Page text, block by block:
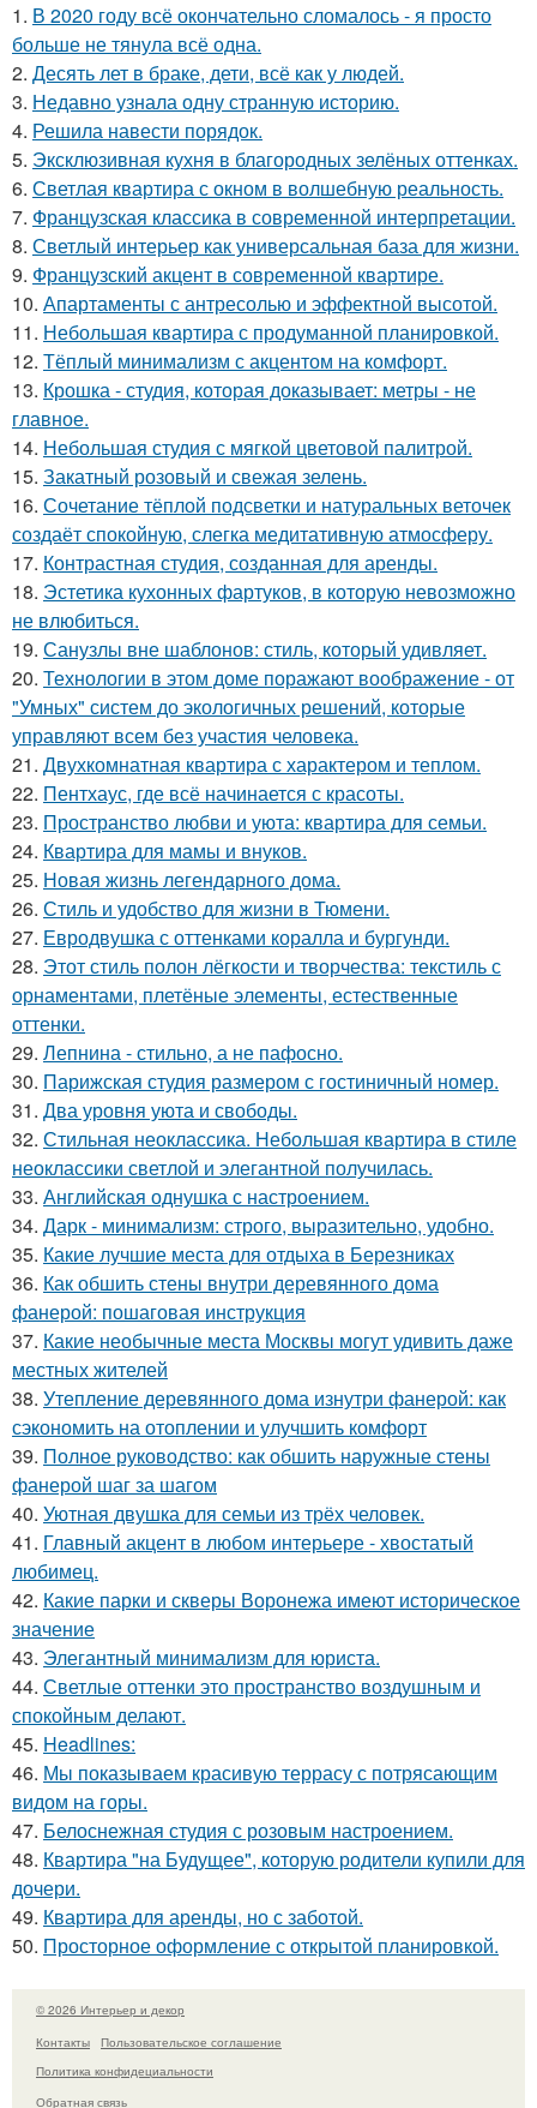
1. В 2020 году всё окончательно сломалось - я просто
больше не тянула всё одна.
2. Десять лет в браке, дети, всё как у людей.
3. Недавно узнала одну странную историю.
4. Решила навести порядок.
5. Эксклюзивная кухня в благородных зелёных оттенках.
6. Светлая квартира с окном в волшебную реальность.
7. Французская классика в современной интерпретации.
8. Светлый интерьер как универсальная база для жизни.
9. Французский акцент в современной квартире.
10. Апартаменты с антресолью и эффектной высотой.
11. Небольшая квартира с продуманной планировкой.
12. Тёплый минимализм с акцентом на комфорт.
13. Крошка - студия, которая доказывает: метры - не
главное.
14. Небольшая студия с мягкой цветовой палитрой.
15. Закатный розовый и свежая зелень.
16. Сочетание тёплой подсветки и натуральных веточек
создаёт спокойную, слегка медитативную атмосферу.
17. Контрастная студия, созданная для аренды.
18. Эстетика кухонных фартуков, в которую невозможно
не влюбиться.
19. Санузлы вне шаблонов: стиль, который удивляет.
20. Технологии в этом доме поражают воображение - от
"Умных" систем до экологичных решений, которые
управляют всем без участия человека.
21. Двухкомнатная квартира с характером и теплом.
22. Пентхаус, где всё начинается с красоты.
23. Пространство любви и уюта: квартира для семьи.
24. Квартира для мамы и внуков.
25. Новая жизнь легендарного дома.
26. Стиль и удобство для жизни в Тюмени.
27. Евродвушка с оттенками коралла и бургунди.
28. Этот стиль полон лёгкости и творчества: текстиль с
орнаментами, плетёные элементы, естественные
оттенки.
29. Лепнина - стильно, а не пафосно.
30. Парижская студия размером с гостиничный номер.
31. Два уровня уюта и свободы.
32. Стильная неоклассика. Небольшая квартира в стиле
неоклассики светлой и элегантной получилась.
33. Английская однушка с настроением.
34. Дарк - минимализм: строго, выразительно, удобно.
35. Какие лучшие места для отдыха в Березниках
36. Как обшить стены внутри деревянного дома
фанерой: пошаговая инструкция
37. Какие необычные места Москвы могут удивить даже
местных жителей
38. Утепление деревянного дома изнутри фанерой: как
сэкономить на отоплении и улучшить комфорт
39. Полное руководство: как обшить наружные стены
фанерой шаг за шагом
40. Уютная двушка для семьи из трёх человек.
41. Главный акцент в любом интерьере - хвостатый
любимец.
42. Какие парки и скверы Воронежа имеют историческое
значение
43. Элегантный минимализм для юриста.
44. Светлые оттенки это пространство воздушным и
спокойным делают.
45. Headlines:
46. Мы показываем красивую террасу с потрясающим
видом на горы.
47. Белоснежная студия с розовым настроением.
48. Квартира "на Будущее", которую родители купили для
дочери.
49. Квартира для аренды, но с заботой.
50. Просторное оформление с открытой планировкой.
© 2026 Интерьер и декор
Контакты
Пользовательское соглашение
Политика конфидециальности
Обратная связь